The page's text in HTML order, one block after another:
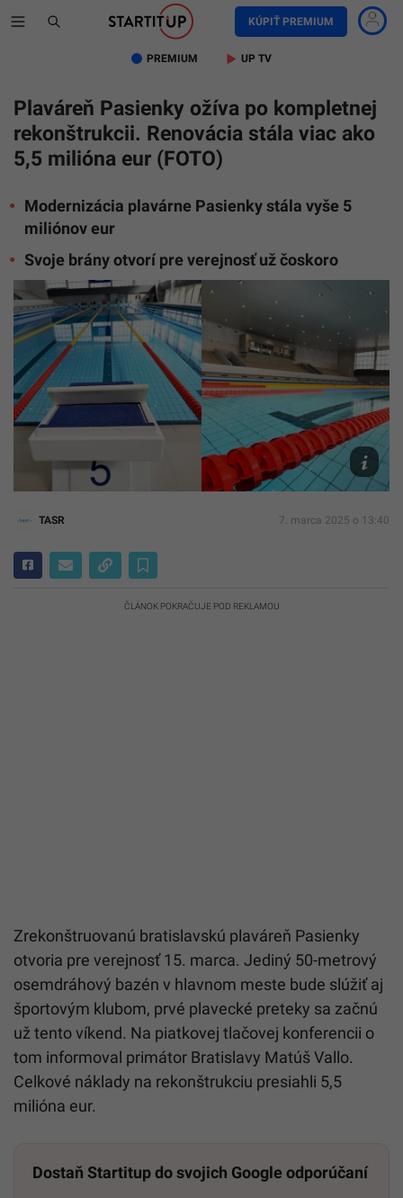
KÚPIŤ PREMIUM
PREMIUM UP TV
Plaváreň Pasienky ožíva po kompletnej
rekonštrukcii. Renovácia stála viac ako
5,5 milióna eur (FOTO)
Modernizácia plavárne Pasienky stála vyše 5
miliónov eur
Svoje brány otvorí pre verejnosť už čoskoro
Snímka
plavárne
Pasienky
marca
2025
v
TASR/
TASR 7. marca 2025 o 13:40
ČLÁNOK POKRAČUJE POD REKLAMOU
Zrekonštruovanú bratislavskú plaváreň Pasienky
otvoria pre verejnosť 15. marca. Jediný 50-metrový
osemdráhový bazén v hlavnom meste bude slúžiť aj
športovým klubom, prvé plavecké preteky sa začnú
už tento víkend. Na piatkovej tlačovej konferencii o
tom informoval primátor Bratislavy Matúš Vallo.
Celkové náklady na rekonštrukciu presiahli 5,5
milióna eur.
Dostaň Startitup do svojich Google odporúčaní